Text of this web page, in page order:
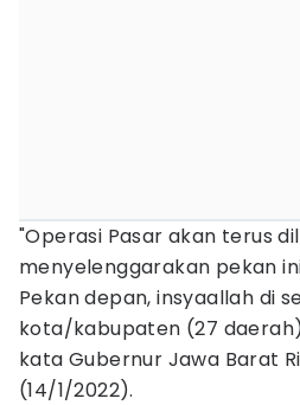
"Operasi Pasar akan terus
menyelenggarakan pekan
Pekan depan, insyaallah di
kota/kabupaten (27
kata Gubernur Jawa Barat
(14/1/2022).